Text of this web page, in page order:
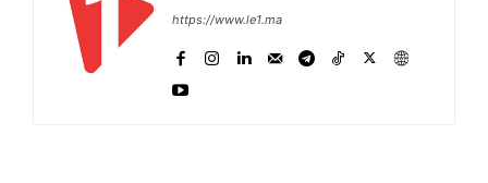
https://www.le1.ma